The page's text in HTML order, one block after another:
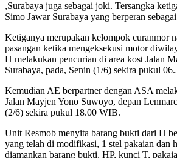
,Surabaya juga sebagai joki. Tersangka
Simo Jawar Surabaya yang berperan
Ketiganya merupakan kelompok curanmor
pasangan ketika mengeksekusi motor
H melakukan pencurian di area kost Jalan
Surabaya, pada, Senin (1/6) sekira pukul
Kemudian AE berpartner dengan ASA
Jalan Mayjen Yono Suwoyo, depan
(2/6) sekira pukul 18.00 WIB.
Unit Resmob menyita barang bukti dari H
yang telah di modifikasi, 1 stel pakaian dan
diamankan barang bukti, HP, kunci T,